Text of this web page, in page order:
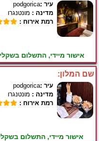
עיר :podgorica
מדינה : מונטנגרו
רמת אירוח :
אישור מיידי, התשלום
שם המלון:
עיר :podgorica
מדינה : מונטנגרו
רמת אירוח :
אישור מיידי, התשלום